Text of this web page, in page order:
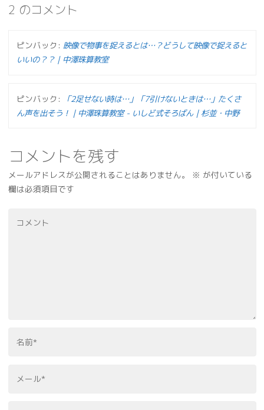
2 のコメント
ピンバック: 映像で物事を捉えるとは…？どうして映像で捉えると
いいの？？ | 中澤珠算教室
ピンバック:
「2足せない時は…」「7引けないときは…」たくさ
ん声を出そう！｜中澤珠算教室 - いしど式そろばん｜杉並・中野
コメントを残す
メールアドレスが公開されることはありません。 ※ が付いている
欄は必須項目です